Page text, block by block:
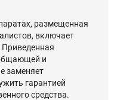
размещенная
включает
и
заменяет
гарантией
средства.